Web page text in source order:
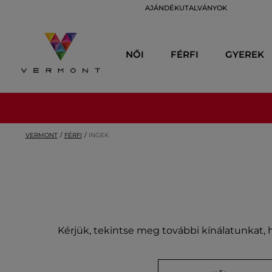
AJÁNDÉKUTALVÁNYOK
NŐI FÉRFI GYEREK
VERMONT FÉRFI INGEK
Kérjük, tekintse meg további kínálatunkat,